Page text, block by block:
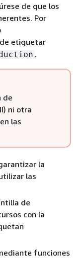
de que los
Por
etiquetar
.
de
ni otra
las
la
las
de
con la
funciones